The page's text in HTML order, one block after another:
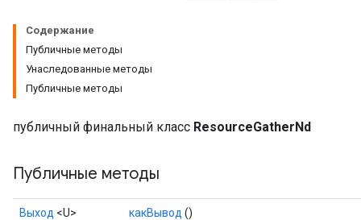
Содержание
Публичные методы
Унаследованные методы
Публичные методы
публичный финальный класс ResourceGatherNd
Публичные методы
Выход <U> какВывод ()